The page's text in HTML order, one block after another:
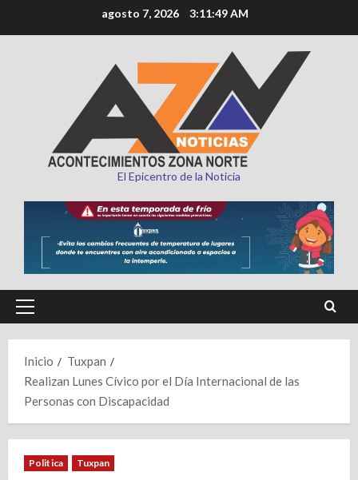
al
agosto 7, 2026 3:11:50 AM
El Epicentro de la Noticia
Menú
Inicio
Tuxpan
Realizan Lunes Cívico por el Día Internacional de las
Personas con Discapacidad
Politica Tuxpan